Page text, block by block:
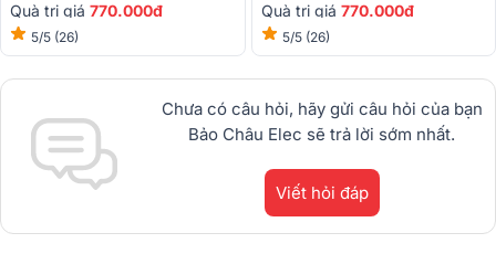
Quà trị giá 770.000đ
5/5 (26)
Quà trị giá 770.000đ
5/5 (26)
Chưa có câu hỏi, hãy gửi câu hỏi của bạn
Bảo Châu Elec sẽ trả lời sớm nhất.
Viết hỏi đáp